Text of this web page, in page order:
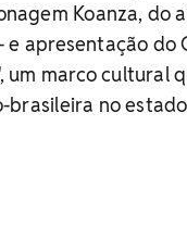
Koanza, do
apresentação do
um marco cultural
brasileira no